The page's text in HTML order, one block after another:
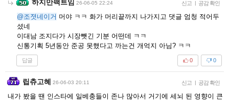
하지만팩트임 26-06-05 22:24 신고 | 공감 확인
@조졋네이거 머야 ㅋㅋ 화가 머리끝까지 나가지고 댓글 엄청 적어두
셨네
이대남 조지다가 시장뺏긴 기분 어떤데 ㅋㅋ
신통기획 5년동안 준공 못했다고 까는건 개억지 아님? ㅋㅋ
답글 0
0
립츄고혜 26-06-03 20:11 신고 | 공감 확인
내가 봤을 땐 인스타에 일베충들이 존나 많아서 거기에 세뇌 된 영향이 큰